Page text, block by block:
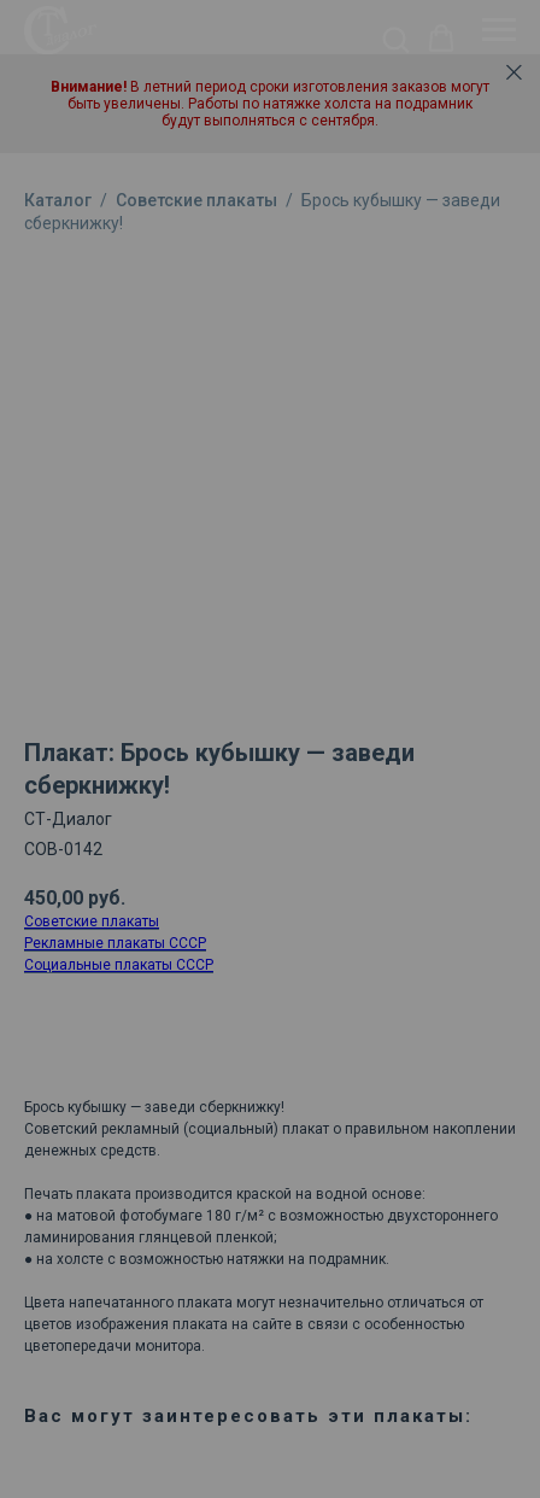
Внимание! В летний период сроки изготовления заказов могут
быть увеличены. Работы по натяжке холста на подрамник
будут выполняться с сентября.
Каталог / Советские плакаты /
Брось кубышку — заведи
сберкнижку!
Плакат: Брось кубышку — заведи
сберкнижку!
СТ-Диалог
СОВ-0142
450,00 руб.
Советские плакаты
Рекламные плакаты СССР
Социальные плакаты СССР
Брось кубышку — заведи сберкнижку!
Советский рекламный (социальный) плакат о правильном накоплении
денежных средств.
Печать плаката производится краской на водной основе:
● на матовой фотобумаге 180 г/м² с возможностью двухстороннего
ламинирования глянцевой пленкой;
● на холсте с возможностью натяжки на подрамник.
Цвета напечатанного плаката могут незначительно отличаться от
цветов изображения плаката на сайте в связи с особенностью
цветопередачи монитора.
Вас могут заинтересовать эти плакаты: